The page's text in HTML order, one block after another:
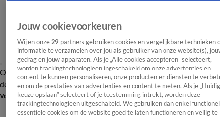
OverzichtAfleveringen Entertainment TV Algemeen
Tip
de redactieNieuwsbrief
Volg Shownieuws
Jouw cookievoorkeuren
Wij en onze 29 partners gebruiken cookies en vergelijkbare technieken
informatie te verzamelen over jou als gebruiker van onze website(s),
gedrag en jouw apparaten. Als je „Alle cookies accepteren” selecteert,
worden trackingtechnologieën ingeschakeld om onze advertenties en
content te kunnen personaliseren, onze producten en diensten te
en om de prestaties van advertenties en content te meten. Als je
keuze opslaan” selecteert of je toestemming intrekt, worden deze
trackingtechnologieën uitgeschakeld. We gebruiken dan enkel
essentiële cookies om de website goed te laten functioneren en veilig te